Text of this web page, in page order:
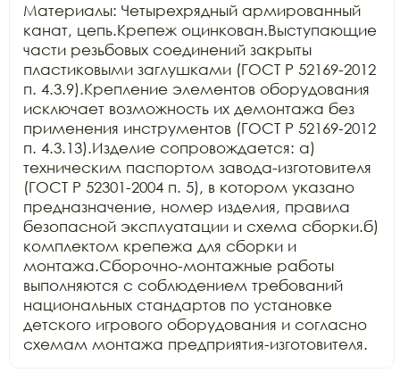
Материалы: Четырехрядный армированный
канат, цепь.Крепеж оцинкован.Выступающие
части резьбовых соединений закрыты
пластиковыми заглушками (ГОСТ Р 52169-2012
п. 4.3.9).Крепление элементов оборудования
исключает возможность их демонтажа без
применения инструментов (ГОСТ Р 52169-2012
п. 4.3.13).Изделие сопровождается: а)
техническим паспортом завода-изготовителя
(ГОСТ Р 52301-2004 п. 5), в котором указано
предназначение, номер изделия, правила
безопасной эксплуатации и схема сборки.б)
комплектом крепежа для сборки и
монтажа.Сборочно-монтажные работы
выполняются с соблюдением требований
национальных стандартов по установке
детского игрового оборудования и согласно
схемам монтажа предприятия-изготовителя.